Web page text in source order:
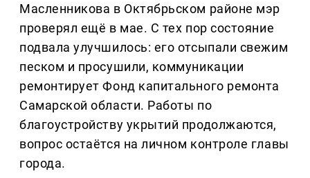
Масленникова в Октябрьском районе мэр
проверял ещё в мае. С тех пор состояние
подвала улучшилось: его отсыпали свежим
песком и просушили, коммуникации
ремонтирует Фонд капитального ремонта
Самарской области. Работы по
благоустройству укрытий продолжаются,
вопрос остаётся на личном контроле главы
города.